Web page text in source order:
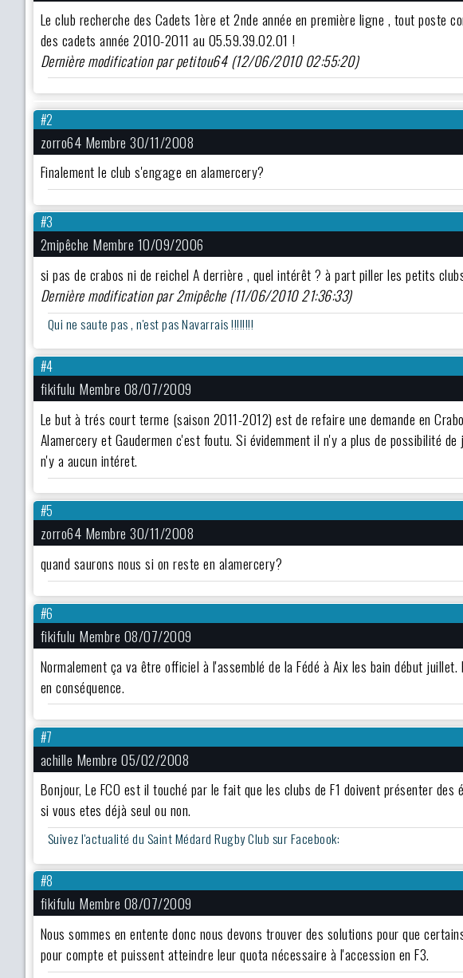
Le club recherche des Cadets 1ère et 2nde année en première ligne , tout poste
des cadets année 2010-2011 au 05.59.39.02.01 !
Dernière modification par petitou64 (12/06/2010 02:55:20)
#2
zorro64 Membre 30/11/2008
Finalement le club s'engage en alamercery?
#3
2mipêche Membre 10/09/2006
si pas de crabos ni de reichel A derrière , quel intérêt ? à part piller les petits
Dernière modification par 2mipêche (11/06/2010 21:36:33)
Qui ne saute pas , n'est pas Navarrais !!!!!!!!
#4
fikifulu Membre 08/07/2009
Le but à trés court terme (saison 2011-2012) est de refaire une demande en
Alamercery et Gaudermen c'est foutu. Si évidemment il n'y a plus de possibilité
n'y a aucun intéret.
#5
zorro64 Membre 30/11/2008
quand saurons nous si on reste en alamercery?
#6
fikifulu Membre 08/07/2009
Normalement ça va être officiel à l'assemblé de la Fédé à Aix les bain début
en conséquence.
#7
achille Membre 05/02/2008
Bonjour, Le FCO est il touché par le fait que les clubs de F1 doivent présenter
si vous etes déjà seul ou non.
Suivez l'actualité du Saint Médard Rugby Club sur Facebook:
#8
fikifulu Membre 08/07/2009
Nous sommes en entente donc nous devons trouver des solutions pour que
pour compte et puissent atteindre leur quota nécessaire à l'accession en F3.